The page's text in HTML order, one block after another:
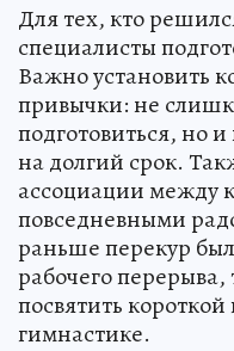
Для тех, кто
специалисты
Важно установить
привычки: не
подготовиться, но
на долгий срок.
ассоциации между
повседневными
раньше перекур
рабочего
посвятить
гимнастике.